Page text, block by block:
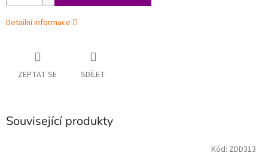
Detailní informace
ZEPTAT SE SDÍLET
Související produkty
Kód: ZDD313